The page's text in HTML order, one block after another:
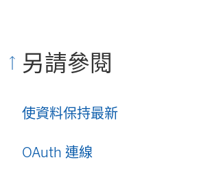
另請參閱
使資料保持最新
OAuth 連線